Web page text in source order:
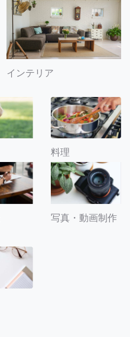
インテリア
料理
写真・動画制作